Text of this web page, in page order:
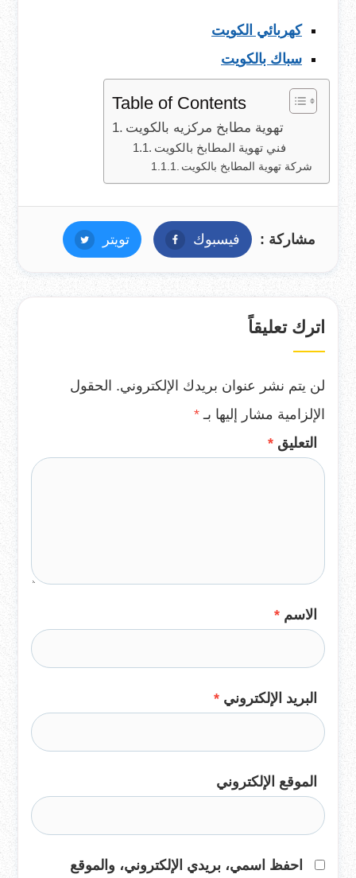
كهربائي الكويت
سباك بالكويت
Table of Contents
تهوية مطابخ مركزيه بالكويت
فني تهوية المطابخ بالكويت
شركة تهوية المطابخ بالكويت
مشاركة : فيسبوك فيسبوكتويتر تويتر
اترك تعليقاً
لن يتم نشر عنوان بريدك الإلكتروني. الحقول
الإلزامية مشار إليها بـ *
التعليق *
الاسم *
البريد الإلكتروني *
الموقع الإلكتروني
احفظ اسمي، بريدي الإلكتروني، والموقع